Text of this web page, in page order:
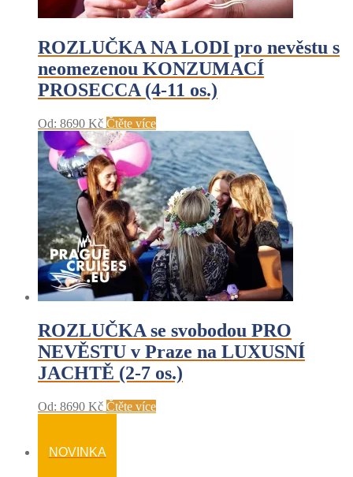
ROZLUČKA NA LODI pro nevěstu s
neomezenou KONZUMACÍ
PROSECCA (4-11 os.)
Od: 8690 Kč Čtěte více
ROZLUČKA se svobodou PRO
NEVĚSTU v Praze na LUXUSNÍ
JACHTĚ (2-7 os.)
Od: 8690 Kč Čtěte více
NOVINKA